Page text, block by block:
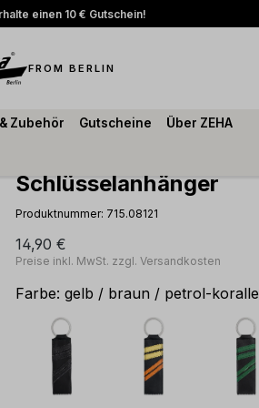
einen 10 € Gutschein!
FROM BERLIN
Zubehör Gutscheine Über ZEHA
Schlüsselanhänger
Produktnummer: 715.08121
14,90 €
Preise inkl. MwSt. zzgl. Versandkosten
Farbe: gelb / braun / petrol-koralle